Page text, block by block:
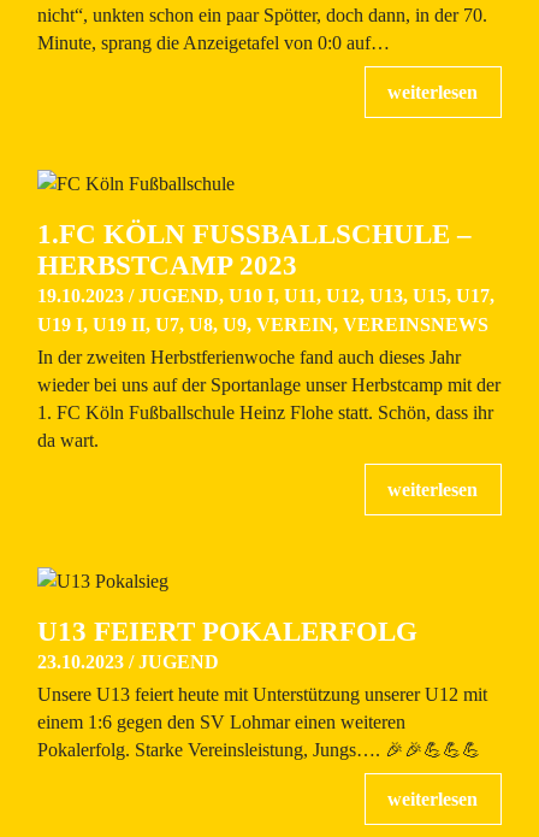
nicht“, unkten schon ein paar Spötter, doch dann, in der 70.
Minute, sprang die Anzeigetafel von 0:0 auf…
1.FC KÖLN FUSSBALLSCHULE – H
ERBSTCAMP 2023
19.10.2023 /JUGEND, U10 I, U11, U12, U13, U15, U17,
U19 I, U19 II, U7, U8, U9, VEREIN, VEREINSNEWS
In der zweiten Herbstferienwoche fand auch dieses Jahr
wieder bei uns auf der Sportanlage unser Herbstcamp mit der
1. FC Köln Fußballschule Heinz Flohe statt. Schön, dass ihr
da wart.
U13 FEIERT POKALERFOLG
23.10.2023 /JUGEND
Unsere U13 feiert heute mit Unterstützung unserer U12 mit
einem 1:6 gegen den SV Lohmar einen weiteren
Pokalerfolg. Starke Vereinsleistung, Jungs…. 🎉🎉💪💪💪